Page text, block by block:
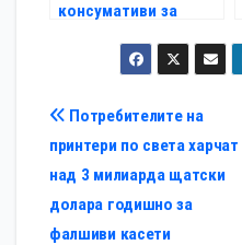
консумативи за
заплаха за вашия
принтер, здравето ви
Навигация
Потребителите на
принтери по света харчат
над 3 милиарда щатски
долара годишно за
фалшиви касети